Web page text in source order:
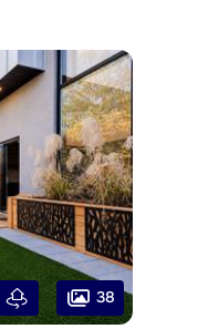
38